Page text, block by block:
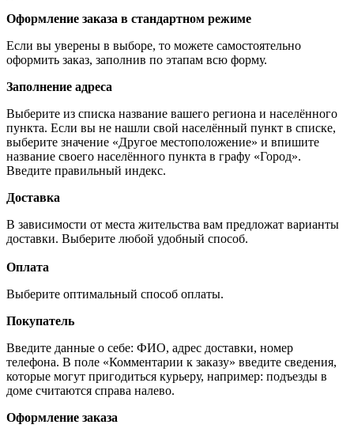
Оформление заказа в стандартном режиме
Если вы уверены в выборе, то можете самостоятельно
оформить заказ, заполнив по этапам всю форму.
Заполнение адреса
Выберите из списка название вашего региона и населённого
пункта. Если вы не нашли свой населённый пункт в списке,
выберите значение «Другое местоположение» и впишите
название своего населённого пункта в графу «Город».
Введите правильный индекс.
Доставка
В зависимости от места жительства вам предложат варианты
доставки. Выберите любой удобный способ.
Оплата
Выберите оптимальный способ оплаты.
Покупатель
Введите данные о себе: ФИО, адрес доставки, номер
телефона. В поле «Комментарии к заказу» введите сведения,
которые могут пригодиться курьеру, например: подъезды в
доме считаются справа налево.
Оформление заказа